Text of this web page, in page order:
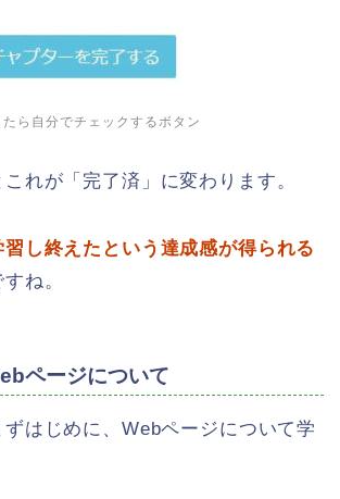
ら自分でチェックするボタン
れが「完了済」に変わります。
し終えたという達成感が得られる
ね。
ページについて
はじめに、Webページについて学